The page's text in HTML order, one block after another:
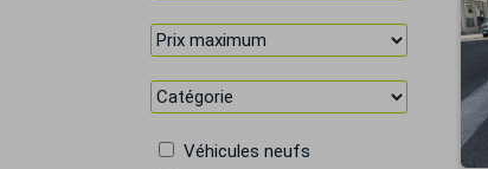
Véhicules neufs